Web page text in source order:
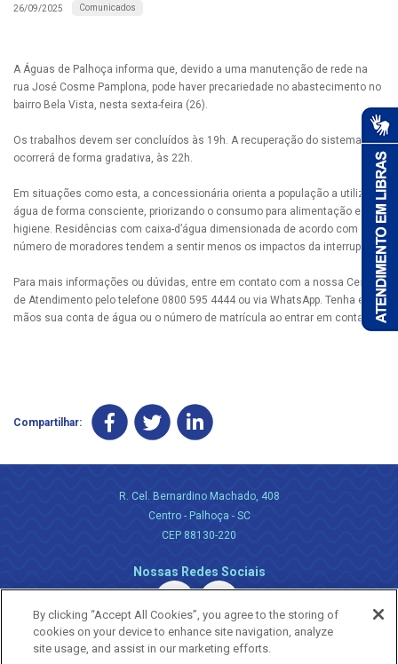
26/09/2025 Comunicados
A Águas de Palhoça informa que, devido a uma manutenção de rede na
rua José Cosme Pamplona, pode haver precariedade no abastecimento no
bairro Bela Vista, nesta sexta-feira (26).
Os trabalhos devem ser concluídos às 19h. A recuperação do sistema
ocorrerá de forma gradativa, às 22h.
Em situações como esta, a concessionária orienta a população a utilizar a
água de forma consciente, priorizando o consumo para alimentação e
higiene. Residências com caixa-d’água dimensionada de acordo com o
número de moradores tendem a sentir menos os impactos da interrupção.
Para mais informações ou dúvidas, entre em contato com a nossa Central
de Atendimento pelo telefone 0800 595 4444 ou via WhatsApp. Tenha em
mãos sua conta de água ou o número de matrícula ao entrar em contato.
Compartilhar:
R. Cel. Bernardino Machado, 408
Centro - Palhoça - SC
CEP 88130-220
Nossas Redes Sociais
By clicking “Accept All Cookies”, you agree to the storing of
cookies on your device to enhance site navigation, analyze
site usage, and assist in our marketing efforts.